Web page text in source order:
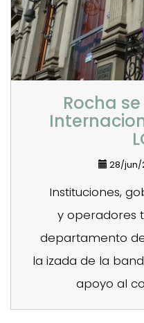
Rocha
28/jun/
Instituciones,
y operadores
departamento
la izada de la
apoyo al